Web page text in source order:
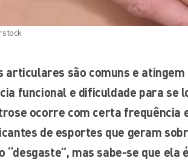
articulares são comuns e atingem
funcional e dificuldade para se
ocorre com certa frequência
de esportes que geram
“desgaste”, mas sabe-se que ela